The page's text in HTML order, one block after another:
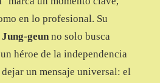
en lo profesional. Su
geun no solo busca
héroe de la independencia
un mensaje universal: el